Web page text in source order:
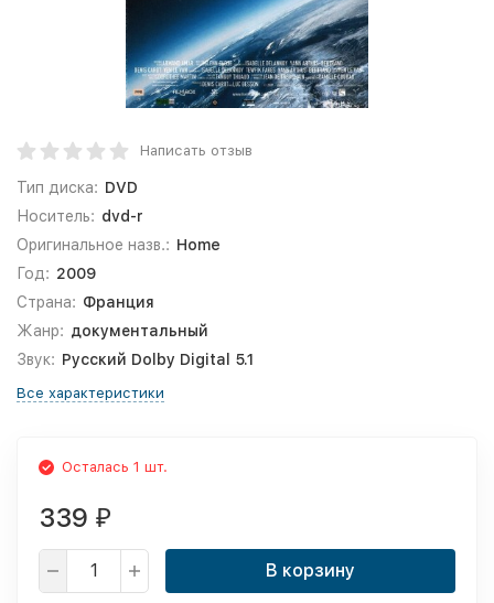
Написать отзыв
Тип диска: DVD
Носитель: dvd-r
Оригинальное назв.: Home
Год: 2009
Страна: Франция
Жанр: документальный
Звук: Русский Dolby Digital 5.1
Все характеристики
Осталась 1 шт.
339 ₽
В корзину